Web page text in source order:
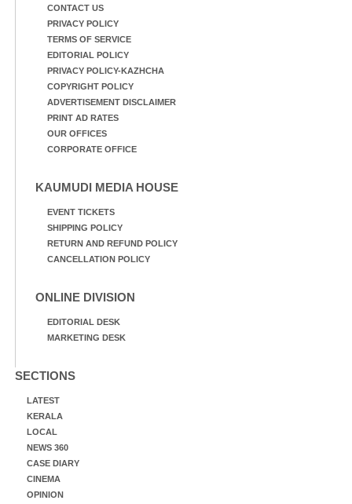
CONTACT US
PRIVACY POLICY
TERMS OF SERVICE
EDITORIAL POLICY
PRIVACY POLICY-KAZHCHA
COPYRIGHT POLICY
ADVERTISEMENT DISCLAIMER
PRINT AD RATES
OUR OFFICES
CORPORATE OFFICE
KAUMUDI MEDIA HOUSE
EVENT TICKETS
SHIPPING POLICY
RETURN AND REFUND POLICY
CANCELLATION POLICY
ONLINE DIVISION
EDITORIAL DESK
MARKETING DESK
SECTIONS
LATEST
KERALA
LOCAL
NEWS 360
CASE DIARY
CINEMA
OPINION